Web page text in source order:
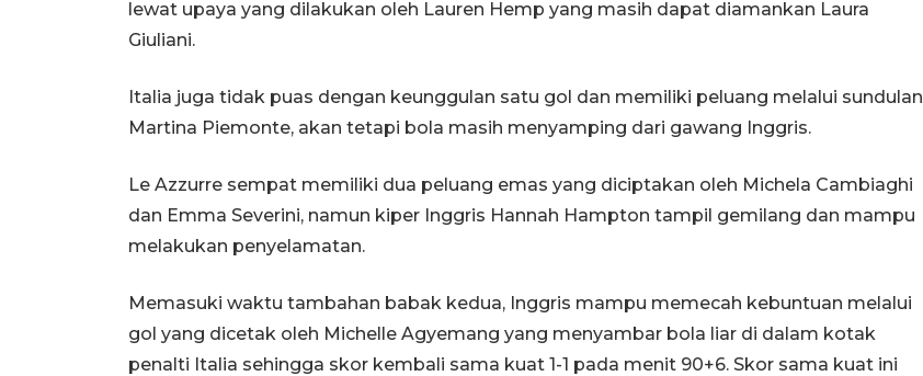
lewat upaya yang dilakukan oleh Lauren Hemp yang masih dapat diamankan Laura
Giuliani.
Italia juga tidak puas dengan keunggulan satu gol dan memiliki peluang melalui sundulan
Martina Piemonte, akan tetapi bola masih menyamping dari gawang Inggris.
Le Azzurre sempat memiliki dua peluang emas yang diciptakan oleh Michela Cambiaghi
dan Emma Severini, namun kiper Inggris Hannah Hampton tampil gemilang dan mampu
melakukan penyelamatan.
Memasuki waktu tambahan babak kedua, Inggris mampu memecah kebuntuan melalui
gol yang dicetak oleh Michelle Agyemang yang menyambar bola liar di dalam kotak
penalti Italia sehingga skor kembali sama kuat 1-1 pada menit 90+6. Skor sama kuat ini
2026
12 May 2026 15:06 WIB